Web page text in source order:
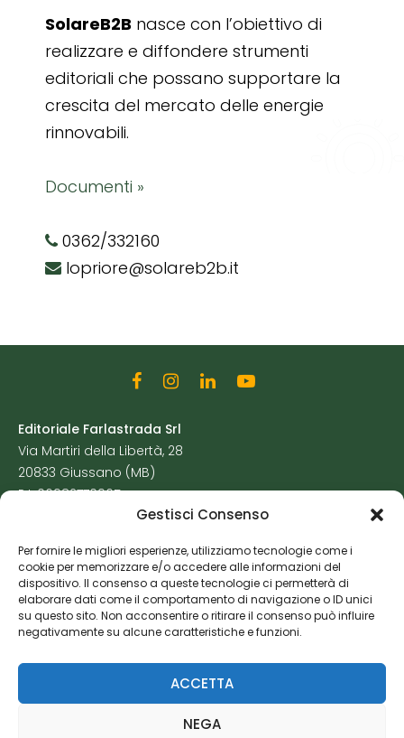
Gestisci Consenso
Per fornire le migliori esperienze, utilizziamo tecnologie come i
cookie per memorizzare e/o accedere alle informazioni del
dispositivo. Il consenso a queste tecnologie ci permetterà di
elaborare dati come il comportamento di navigazione o ID unici
su questo sito. Non acconsentire o ritirare il consenso può influire
negativamente su alcune caratteristiche e funzioni.
ACCETTA
NEGA
SolareB2B nasce con l’obiettivo di
realizzare e diffondere strumenti
editoriali che possano supportare la
crescita del mercato delle energie
rinnovabili.
Documenti »
0362/332160
lopriore@solareb2b.it
Editoriale Farlastrada Srl
Via Martiri della Libertà, 28
20833 Giussano (MB)
P.I. 06982770965
Cookie Policy
Risorse Aggiuntive